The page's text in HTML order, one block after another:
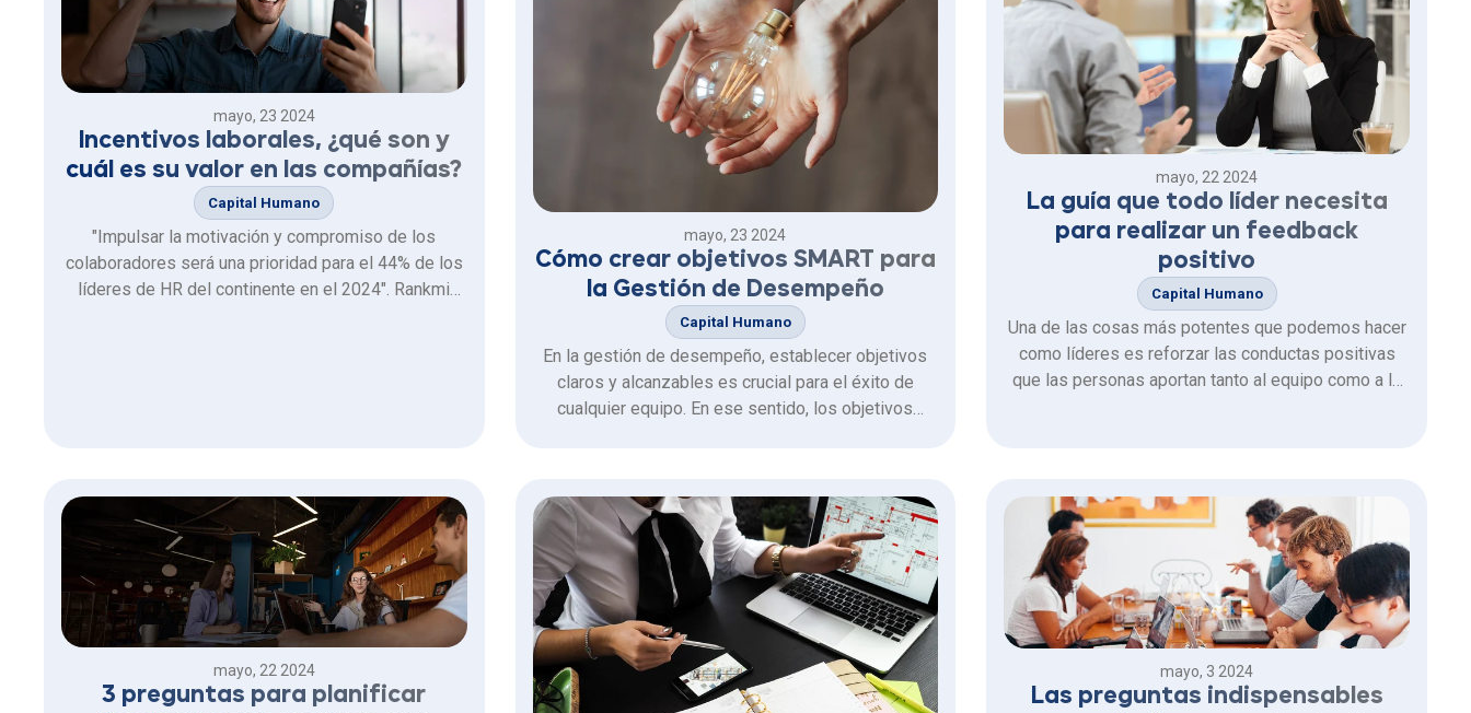
mayo, 23 2024
Incentivos laborales, ¿qué son y
cuál es su valor en las compañías?
Capital Humano
"Impulsar la motivación y compromiso de los
colaboradores será una prioridad para el 44% de los
líderes de HR del continente en el 2024". Rankmi
mayo, 23 2024
Cómo crear objetivos SMART para
la Gestión de Desempeño
Capital Humano
En la gestión de desempeño, establecer objetivos
claros y alcanzables es crucial para el éxito de
cualquier equipo. En ese sentido, los objetivos
mayo, 22 2024
La guía que todo líder necesita
para realizar un feedback
positivo
Capital Humano
Una de las cosas más potentes que podemos hacer
como líderes es reforzar las conductas positivas
que las personas aportan tanto al equipo como a la
mayo, 22 2024
3 preguntas para planificar
mayo, 3 2024
Las preguntas indispensables